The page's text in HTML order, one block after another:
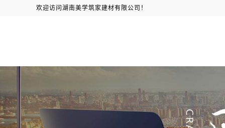
欢迎访问湖南美学筑家建材有限公司！